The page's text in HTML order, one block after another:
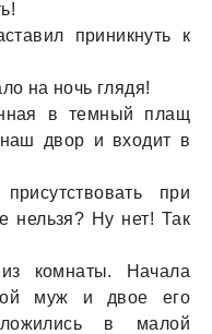
приникнуть к
на ночь глядя!
в темный плащ
двор и входит в
при
нельзя? Ну нет! Так
комнаты. Начала
муж и двое его
в малой